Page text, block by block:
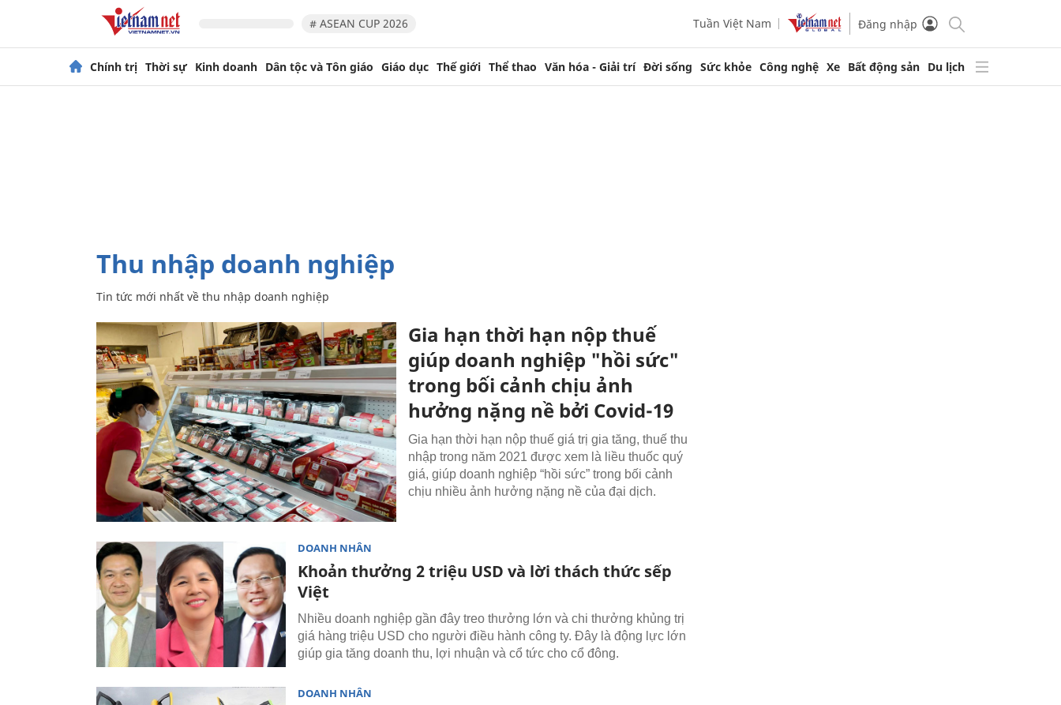
# ASEAN CUP 2026 Tuần Việt Nam Đăng nhập
Chính trị Thời sự Kinh doanh Dân tộc và Tôn giáo Giáo dục Thế giới Thể thao Văn hóa - Giải trí Đời sống Sức khỏe Công nghệ Xe Bất động sản Du lịch
thu nhập doanh nghiệp
Tin tức mới nhất về thu nhập doanh nghiệp
Gia hạn thời hạn nộp thuế
giúp doanh nghiệp "hồi sức"
trong bối cảnh chịu ảnh
hưởng nặng nề bởi Covid-19
Gia hạn thời hạn nộp thuế giá trị gia tăng, thuế thu
nhập trong năm 2021 được xem là liều thuốc quý
giá, giúp doanh nghiệp “hồi sức” trong bối cảnh
chịu nhiều ảnh hưởng nặng nề của đại dịch.
DOANH NHÂN
Khoản thưởng 2 triệu USD và lời thách thức sếp
Việt
Nhiều doanh nghiệp gần đây treo thưởng lớn và chi thưởng khủng trị
giá hàng triệu USD cho người điều hành công ty. Đây là động lực lớn
giúp gia tăng doanh thu, lợi nhuận và cổ tức cho cổ đông.
DOANH NHÂN